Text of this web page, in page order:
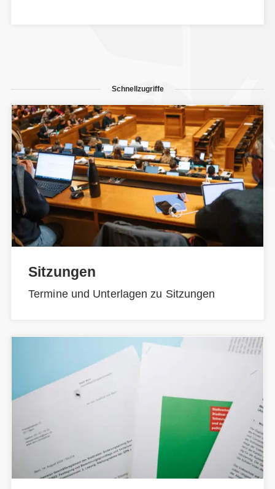
Schnellzugriffe
Sitzungen
Termine und Unterlagen zu Sitzungen